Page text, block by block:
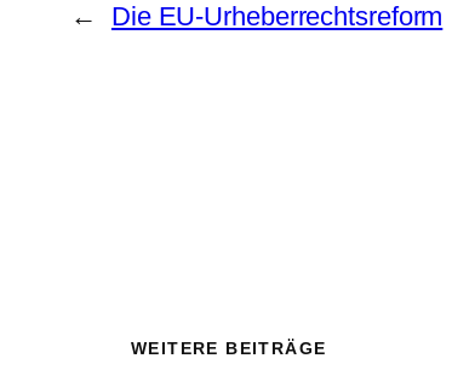
← Die EU-Urheberrechtsreform
WEITERE BEITRÄGE